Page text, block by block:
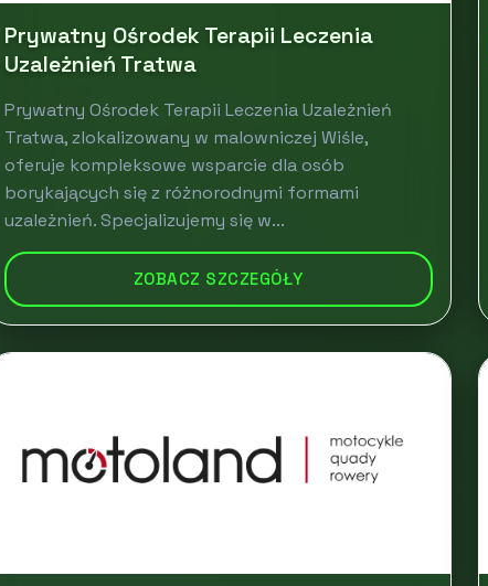
Prywatny Ośrodek Terapii Leczenia
Uzależnień Tratwa
Prywatny Ośrodek Terapii Leczenia Uzależnień
Tratwa, zlokalizowany w malowniczej Wiśle,
oferuje kompleksowe wsparcie dla osób
borykających się z różnorodnymi formami
uzależnień. Specjalizujemy się w...
ZOBACZ SZCZEGÓŁY